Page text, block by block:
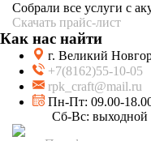
Собрали все услуги с
Скачать прайс-лист
Как нас найти
г. Великий
+7(8162)55-10-05
rpk_craft@mail.ru
Пн-Пт: 09.00-
Сб-Вс: выходной